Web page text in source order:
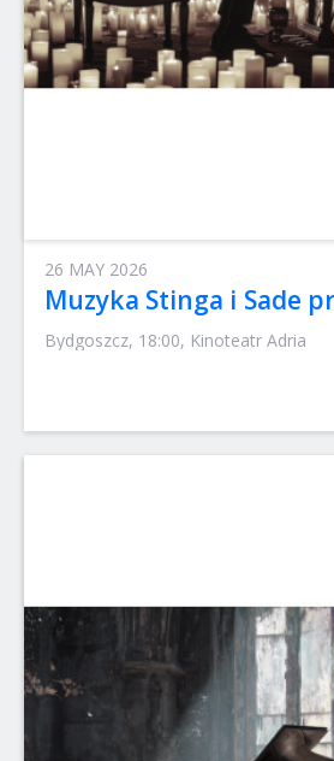
26 MAY 2026
Muzyka Stinga i Sade
Bydgoszcz, 18:00, Kinoteatr Adria